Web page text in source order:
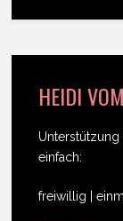
HEIDI
einfach:
freiwillig |